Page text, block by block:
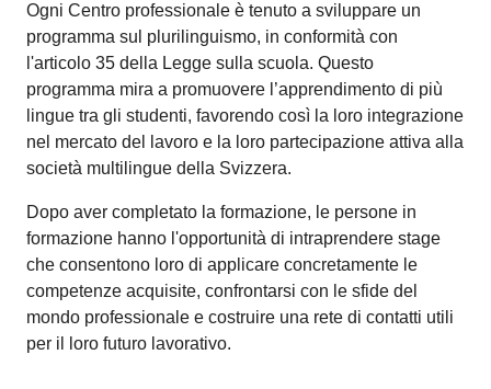
Ogni Centro professionale è tenuto a sviluppare un
programma sul plurilinguismo, in conformità con
l'articolo 35 della Legge sulla scuola. Questo
programma mira a promuovere l’apprendimento di più
lingue tra gli studenti, favorendo così la loro integrazione
nel mercato del lavoro e la loro partecipazione attiva alla
società multilingue della Svizzera.
Dopo aver completato la formazione, le persone in
formazione hanno l'opportunità di intraprendere stage
che consentono loro di applicare concretamente le
competenze acquisite, confrontarsi con le sfide del
mondo professionale e costruire una rete di contatti utili
per il loro futuro lavorativo.